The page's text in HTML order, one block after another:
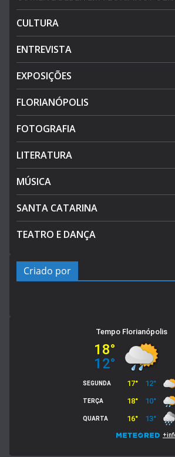
CULTURA
ENTREVISTA
EXPOSIÇÕES
FLORIANÓPOLIS
FOTOGRAFIA
LITERATURA
MÚSICA
SANTA CATARINA
TEATRO E DANÇA
Criado por